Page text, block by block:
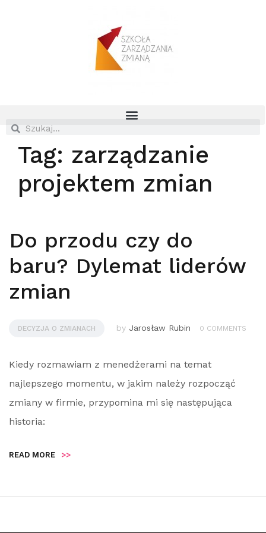
Tag: zarządzanie
projektem zmian
Do przodu czy do
baru? Dylemat liderów
zmian
DECYZJA O ZMIANACH by Jarosław Rubin 0 COMMENTS
Kiedy rozmawiam z menedżerami na temat
najlepszego momentu, w jakim należy rozpocząć
zmiany w firmie, przypomina mi się następująca
historia:
READ MORE >>